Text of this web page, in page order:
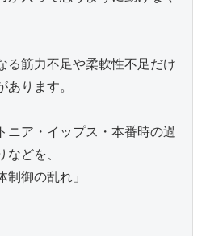
る筋力不足や柔軟性不足だけ
ります。
ア・イップス・本番時の過
どを、
制御の乱れ」